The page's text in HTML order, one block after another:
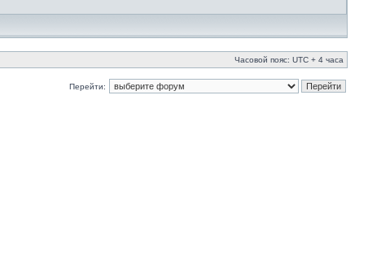
Часовой пояс: UTC + 4 часа
Перейти: